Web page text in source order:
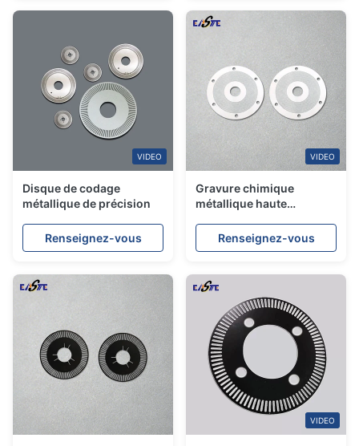
VIDEO
Disque de codage
métallique de précision
Renseignez-vous
VIDEO
Gravure chimique
métallique haute
1,0 mm Disque de codage
optique
Renseignez-vous
VIDEO